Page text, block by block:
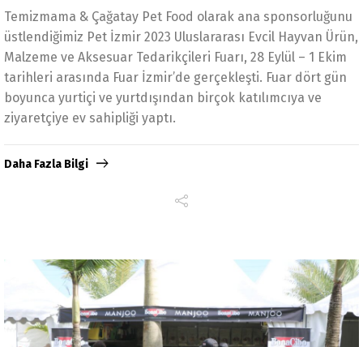
Temizmama & Çağatay Pet Food olarak ana sponsorluğunu
üstlendiğimiz Pet İzmir 2023 Uluslararası Evcil Hayvan Ürün,
Malzeme ve Aksesuar Tedarikçileri Fuarı, 28 Eylül – 1 Ekim
tarihleri arasında Fuar İzmir’de gerçekleşti. Fuar dört gün
boyunca yurtiçi ve yurtdışından birçok katılımcıya ve
ziyaretçiye ev sahipliği yaptı.
Daha Fazla Bilgi